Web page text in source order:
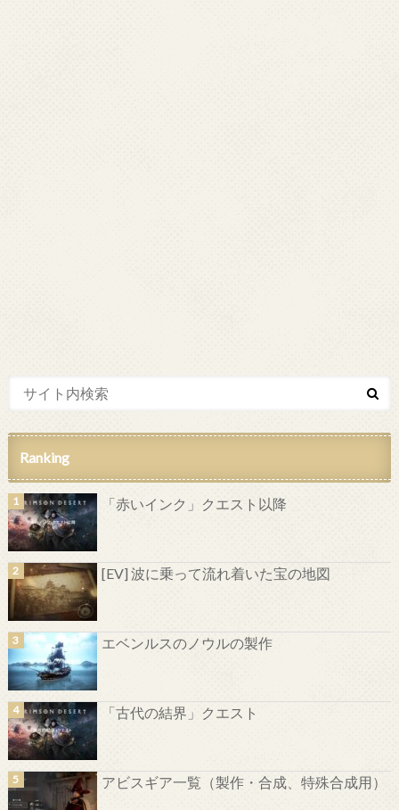
Ranking
「赤いインク」クエスト以降
[EV] 波に乗って流れ着いた宝の地図
エベンルスのノウルの製作
「古代の結界」クエスト
アビスギア一覧（製作・合成、特殊合成用）